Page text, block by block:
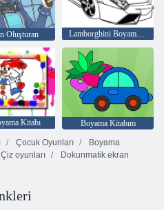
Oluşturan Lamborghini Boyama Kitabı
Kitabı
Boyama Kitabım
Çocuk Oyunları
Boyama
oyunları
Dokunmatik ekran